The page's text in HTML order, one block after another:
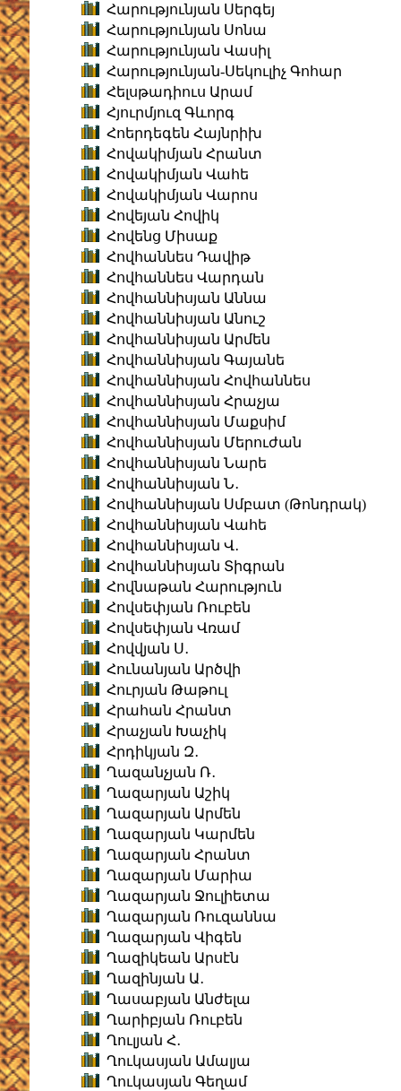
Հարությունյան Սերգեյ
Հարությունյան Սոնա
Հարությունյան Վասիլ
Հարությունյան-Սեկուլիչ Գոհար
Հելսթադիուս Արամ
Հյուրմյուզ Գևորգ
Հոերդեգեն Հայնրիխ
Հովակիմյան Հրանտ
Հովակիմյան Վահե
Հովակիմյան Վարոս
Հովեյան Հովիկ
Հովենց Միսաք
Հովհաննես Դավիթ
Հովհաննես Վարդան
Հովհաննիսյան Աննա
Հովհաննիսյան Անուշ
Հովհաննիսյան Արմեն
Հովհաննիսյան Գայանե
Հովհաննիսյան Հովհաննես
Հովհաննիսյան Հրաչյա
Հովհաննիսյան Մաքսիմ
Հովհաննիսյան Մերուժան
Հովհաննիսյան Նարե
Հովհաննիսյան Ն․
Հովհաննիսյան Սմբատ (Թոնդրակ)
Հովհաննիսյան Վահե
Հովհաննիսյան Վ․
Հովհաննիսյան Տիգրան
Հովնաթան Հարություն
Հովսեփյան Ռուբեն
Հովսեփյան Վռամ
Հովվյան Ս․
Հունանյան Արծվի
Հուրյան Թաթուլ
Հրահան Հրանտ
Հրաչյան Խաչիկ
Հրդիկյան Զ․
Ղազանչյան Ռ․
Ղազարյան Աշիկ
Ղազարյան Արմեն
Ղազարյան Կարմեն
Ղազարյան Հրանտ
Ղազարյան Մարիա
Ղազարյան Ջուլիետա
Ղազարյան Ռուզաննա
Ղազարյան Վիգեն
Ղազիկեան Արսէն
Ղազինյան Ա․
Ղասաբյան Անժելա
Ղարիբյան Ռուբեն
Ղուլյան Հ․
Ղուկասյան Ամալյա
Ղուկասյան Գեղամ